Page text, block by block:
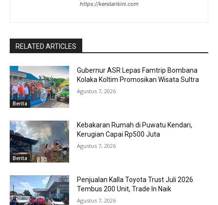
https://kendarikini.com
RELATED ARTICLES
Berita
Gubernur ASR Lepas Famtrip Bombana
Kolaka Koltim Promosikan Wisata Sultra
Agustus 7, 2026
Berita
Kebakaran Rumah di Puwatu Kendari,
Kerugian Capai Rp500 Juta
Agustus 7, 2026
Penjualan Kalla Toyota Trust Juli 2026
Tembus 200 Unit, Trade In Naik
Agustus 7, 2026